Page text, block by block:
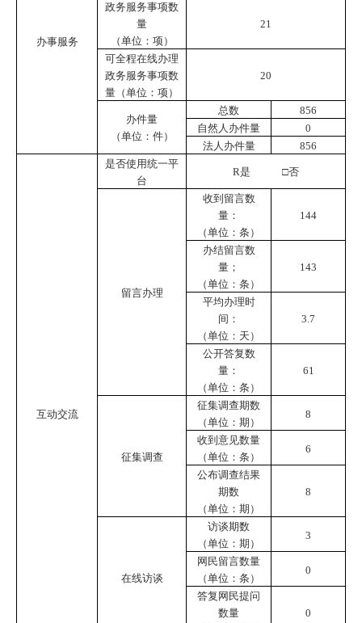
办事服务
政务服务事项数
量
（单位：项）
21
可全程在线办理
政务服务事项数
量（单位：项）
20
办件量
（单位：件）
总数
856
自然人办件量
0
法人办件量
856
互动交流
是否使用统一平
台
R是 □否
留言办理
收到留言数
量：
（单位：条）
144
办结留言数
量；
（单位：条）
143
平均办理时
间：
（单位：天）
3.7
公开答复数
量：
（单位：条）
61
征集调查
征集调查期数
（单位：期）
8
收到意见数量
（单位：条）
6
公布调查结果
期数
（单位：期）
8
在线访谈
访谈期数
（单位：期）
3
网民留言数量
（单位：条）
0
答复网民提问
数量
0